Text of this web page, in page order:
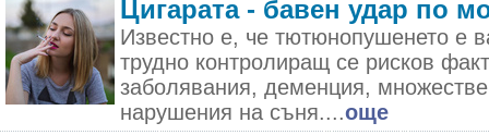
Цигарата - бавен удар по
Известно е, че тютюнопушенето е
трудно контролиращ се рисков
заболявания, деменция,
нарушения на съня....още